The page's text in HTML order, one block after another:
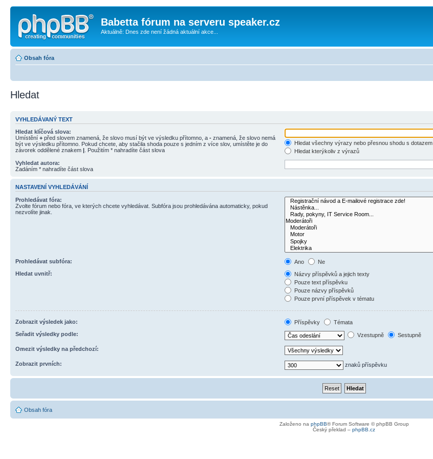
Babetta fórum na serveru speaker.cz
Aktuálně: Dnes zde není žádná aktuální akce...
Obsah fóra
Hledat
VYHLEDÁVANÝ TEXT
Hledat klíčová slova:
Umístění + před slovem znamená, že slovo musí být ve výsledku přítomno, a - znamená, že slovo nemá
být ve výsledku přítomno. Pokud chcete, aby stačila shoda pouze s jedním z více slov, umístěte je do
závorek oddělené znakem | . Použitím * nahradíte část slova
Hledat všechny výrazy nebo přesnou shodu s dotazem
Hledat kterýkoliv z výrazů
Vyhledat autora:
Zadáním * nahradíte část slova
NASTAVENÍ VYHLEDÁVÁNÍ
Prohledávat fóra:
Zvolte fórum nebo fóra, ve kterých chcete vyhledávat. Subfóra jsou prohledávána automaticky, pokud
nezvolíte jinak.
Prohledávat subfóra: Ano
Ne
Hledat uvnitř:
Názvy příspěvků a jejich texty
Pouze text příspěvku
Pouze názvy příspěvků
Pouze první příspěvek v tématu
Zobrazit výsledek jako: Příspěvky
Témata
Seřadit výsledky podle:
Vzestupně Sestupně
Omezit výsledky na předchozí:
Zobrazit prvních: znaků příspěvku
Obsah fóra
Založeno na phpBB® Forum Software © phpBB Group
Český překlad – phpBB.cz